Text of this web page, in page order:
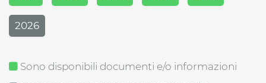
2026
Sono disponibili documenti e/o informazioni